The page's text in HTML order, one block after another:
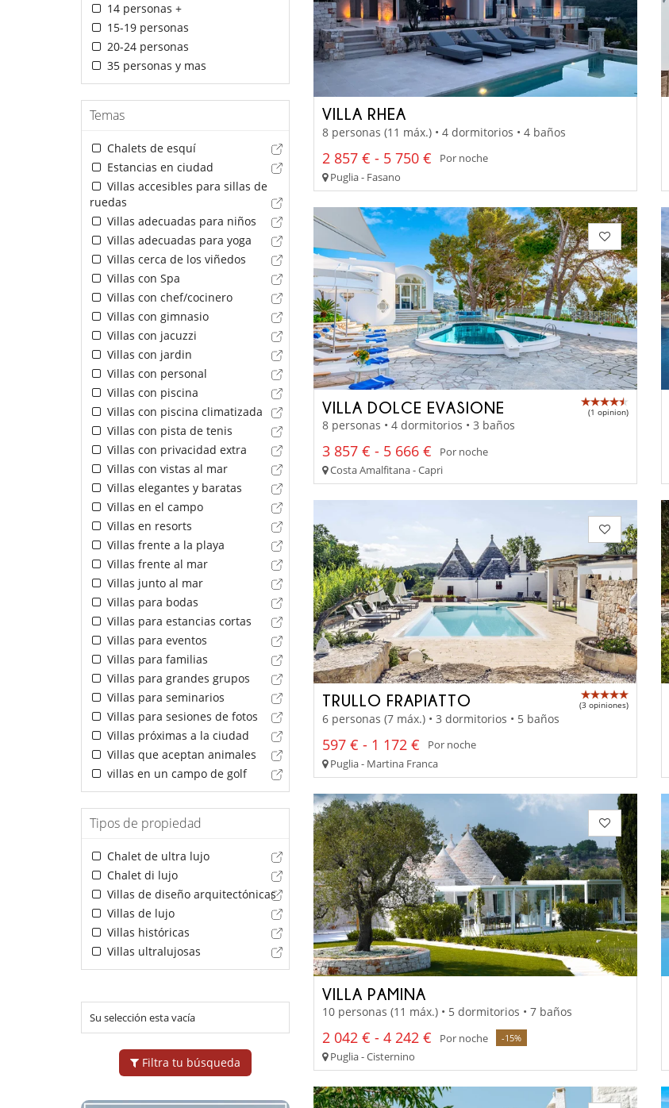
14 personas +
15-19 personas
20-24 personas
35 personas y mas
Temas
Chalets de esquí
Estancias en ciudad
Villas accesibles para sillas de
ruedas
Villas adecuadas para niños
Villas adecuadas para yoga
Villas cerca de los viñedos
Villas con Spa
Villas con chef/cocinero
Villas con gimnasio
Villas con jacuzzi
Villas con jardin
Villas con personal
Villas con piscina
Villas con piscina climatizada
Villas con pista de tenis
Villas con privacidad extra
Villas con vistas al mar
Villas elegantes y baratas
Villas en el campo
Villas en resorts
Villas frente a la playa
Villas frente al mar
Villas junto al mar
Villas para bodas
Villas para estancias cortas
Villas para eventos
Villas para familias
Villas para grandes grupos
Villas para seminarios
Villas para sesiones de fotos
Villas próximas a la ciudad
Villas que aceptan animales
villas en un campo de golf
Tipos de propiedad
Chalet de ultra lujo
Chalet di lujo
Villas de diseño arquitectónicas
Villas de lujo
Villas históricas
Villas ultralujosas
Su selección esta vacía
Filtra tu búsqueda
VILLA RHEA
8 personas (11 máx.) • 4 dormitorios • 4 baños
2 857 € - 5 750 €
Por noche
Puglia - Fasano
VILLA DOLCE EVASIONE (1 opinion)
8 personas • 4 dormitorios • 3 baños
3 857 € - 5 666 €
Por noche
Costa Amalfitana - Capri
TRULLO FRAPIATTO (3 opiniones)
6 personas (7 máx.) • 3 dormitorios • 5 baños
597 € - 1 172 €
Por noche
Puglia - Martina Franca
VILLA PAMINA
10 personas (11 máx.) • 5 dormitorios • 7 baños
2 042 € - 4 242 € Por noche -15%
Puglia - Cisternino